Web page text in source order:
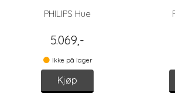
PHILIPS Hue
5.069,-
Ikke på lager
Kjøp